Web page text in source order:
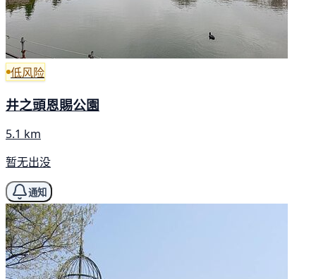
低风险
井之頭恩賜公園
5.1 km
暂无出没
通知